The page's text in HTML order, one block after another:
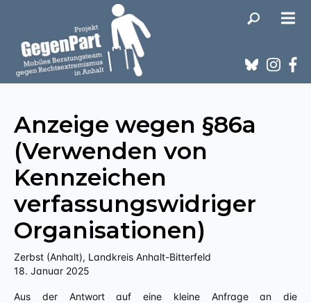
Anzeige wegen §86a
(Verwenden von
Kennzeichen
verfassungswidriger
Organisationen)
Zerbst (Anhalt), Landkreis Anhalt-Bitterfeld
18. Januar 2025
Aus der Antwort auf eine kleine Anfrage an die